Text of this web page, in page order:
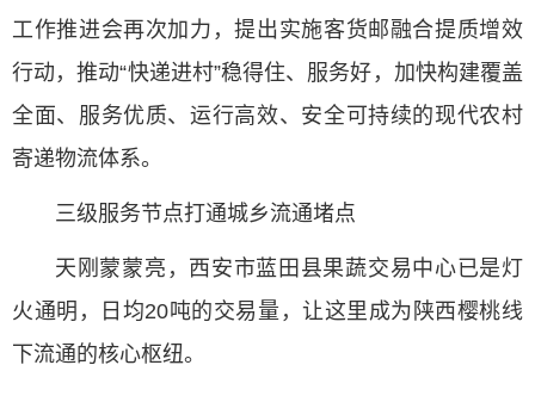
工作推进会再次加力，提出实施客货邮融合提质增效
行动，推动“快递进村”稳得住、服务好，加快构建覆盖
全面、服务优质、运行高效、安全可持续的现代农村
寄递物流体系。
三级服务节点打通城乡流通堵点
天刚蒙蒙亮，西安市蓝田县果蔬交易中心已是灯
火通明，日均20吨的交易量，让这里成为陕西樱桃线
下流通的核心枢纽。